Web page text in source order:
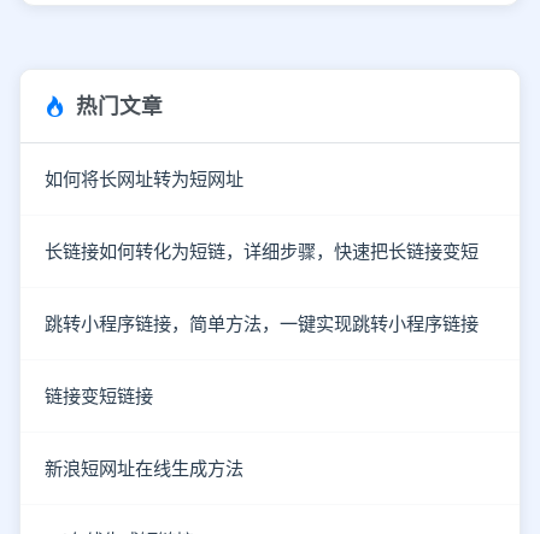
热门文章
如何将长网址转为短网址
长链接如何转化为短链，详细步骤，快速把长链接变短
跳转小程序链接，简单方法，一键实现跳转小程序链接
链接变短链接
新浪短网址在线生成方法